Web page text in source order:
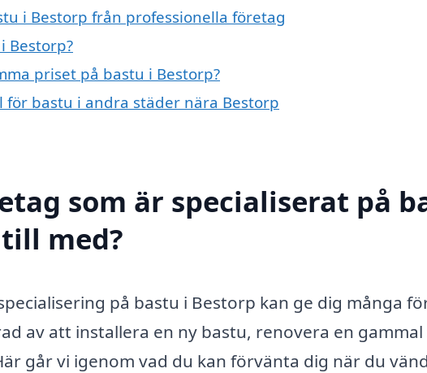
i Bestorp från professionella företag
Bestorp?
priset på bastu i Bestorp?
för bastu i andra städer nära Bestorp
som är specialiserat på
med?
på bastu i Bestorp kan ge dig många
av att installera en ny bastu, renovera en gammal
går vi igenom vad du kan förvänta dig när du